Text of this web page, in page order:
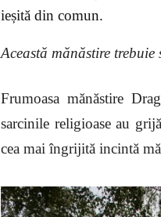
ieșită din comun.
Această mănăstire trebuie
Frumoasa mănăstire
sarcinile religioase au
cea mai îngrijită incintă